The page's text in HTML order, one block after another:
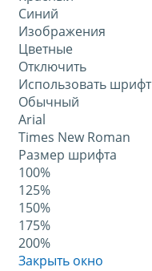
Синий
Изображения
Цветные
Отключить
Использовать шрифт
Обычный
Arial
Times New Roman
Размер шрифта
100%
125%
150%
175%
200%
Закрыть окно